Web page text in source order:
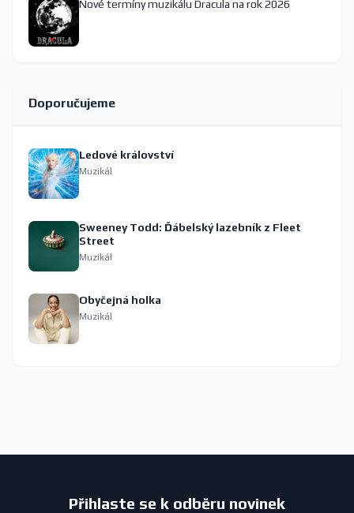
Nové termíny muzikálu Dracula na rok 2026
Doporučujeme
Ledové království
Muzikál
Sweeney Todd: Ďábelský lazebník z Fleet
Street
Muzikál
Obyčejná holka
Muzikál
Přihlaste se k odběru novinek